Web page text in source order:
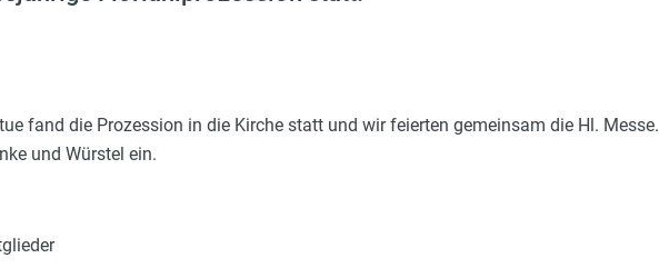
fand die Prozession in die Kirche statt und wir feierten gemeinsam die Hl. Messe.
und Würstel ein.